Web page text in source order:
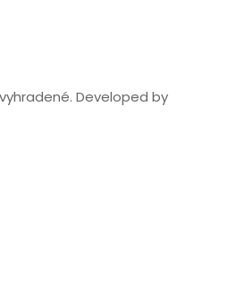
Developed by